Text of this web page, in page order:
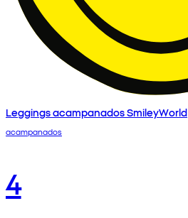
Leggings acampanados SmileyWorld
acampanados
4